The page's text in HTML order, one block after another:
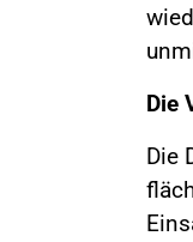
Die
Die